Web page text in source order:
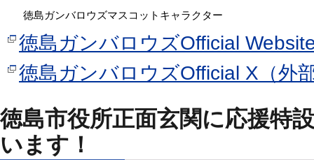
徳島ガンバロウズマスコットキャラクター
徳島ガンバロウズOfficial
徳島ガンバロウズOfficial X（外
徳島市役所正面玄関に応援特
います！